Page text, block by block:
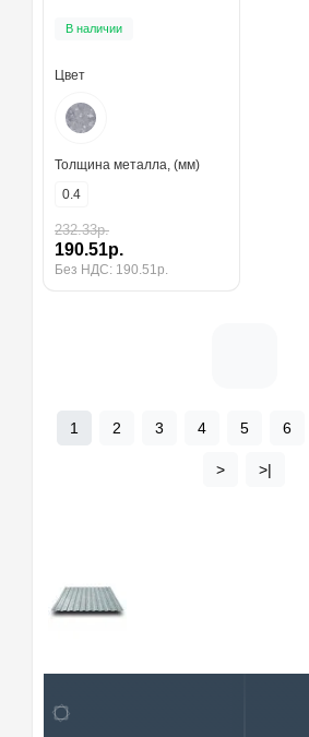
В наличии
Цвет
Толщина металла, (мм)
0.4
232.33р.
190.51р.
Без НДС: 190.51р.
1 2 3 4 5 6
> >|